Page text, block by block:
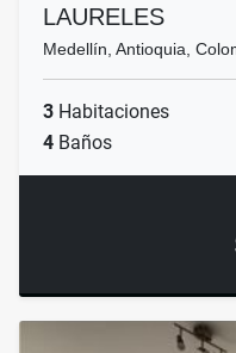
LAURELES
Medellín, Antioquia,
3 Habitaciones
4 Baños